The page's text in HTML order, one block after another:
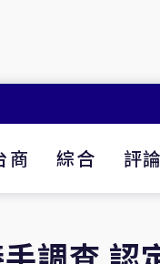
商 綜合 評論